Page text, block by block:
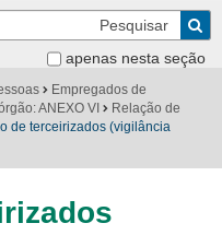
apenas nesta seção
Empregados de
ANEXO VI
Relação de
de terceirizados (vigilância